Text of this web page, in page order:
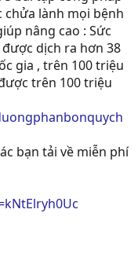
chửa lành mọi bệnh
nâng cao : Sức
dịch ra hơn 38
gia , trên 100 triệu
trên 100 triệu
bạn tải về miễn phí